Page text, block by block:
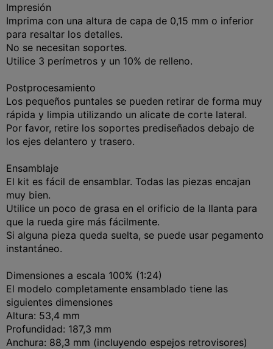
Impresión
Imprima con una altura de capa de 0,15 mm o inferior
para resaltar los detalles.
No se necesitan soportes.
Utilice 3 perímetros y un 10% de relleno.
Postprocesamiento
Los pequeños puntales se pueden retirar de forma muy
rápida y limpia utilizando un alicate de corte lateral.
Por favor, retire los soportes prediseñados debajo de
los ejes delantero y trasero.
Ensamblaje
El kit es fácil de ensamblar. Todas las piezas encajan
muy bien.
Utilice un poco de grasa en el orificio de la llanta para
que la rueda gire más fácilmente.
Si alguna pieza queda suelta, se puede usar pegamento
instantáneo.
Dimensiones a escala 100% (1:24)
El modelo completamente ensamblado tiene las
siguientes dimensiones
Altura: 53,4 mm
Profundidad: 187,3 mm
Anchura: 88,3 mm (incluyendo espejos retrovisores)